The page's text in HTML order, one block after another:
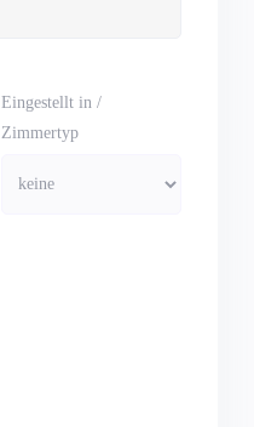
Eingestellt in /
Zimmertyp